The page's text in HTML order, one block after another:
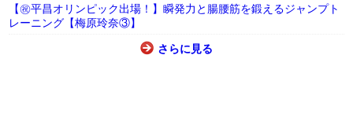
【㊗平昌オリンピック出場！】瞬発力と腸腰筋を鍛えるジャンプト
レーニング【梅原玲奈③】
さらに見る